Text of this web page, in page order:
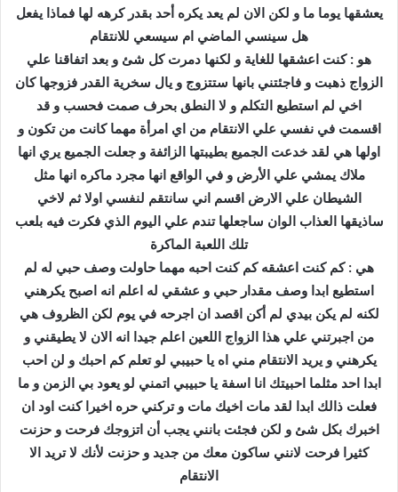
يعشقها يوما ما و لكن الان لم يعد يكره أحد بقدر كرهه لها فماذا يفعل
هل سينسي الماضي ام سيسعي للانتقام
هو : كنت اعشقها للغاية و لكنها دمرت كل شئ و بعد اتفاقنا علي
الزواج ذهبت و فاجئتني بانها ستتزوج و يال سخرية القدر فزوجها كان
اخي لم استطيع التكلم و لا النطق بحرف صمت فحسب و قد
اقسمت في نفسي علي الانتقام من اي امرأة مهما كانت من تكون و
اولها هي لقد خدعت الجميع بطيبتها الزائفة و جعلت الجميع يري انها
ملاك يمشي علي الأرض و في الواقع انها مجرد ماكره انها مثل
الشيطان علي الارض اقسم اني سانتقم لنفسي اولا ثم لاخي
ساذيقها العذاب الوان ساجعلها تندم علي اليوم الذي فكرت فيه بلعب
تلك اللعبة الماكرة
هي : كم كنت اعشقه كم كنت احبه مهما حاولت وصف حبي له لم
استطيع ابدا وصف مقدار حبي و عشقي له اعلم انه اصبح يكرهني
لكنه لم يكن بيدي لم أكن اقصد ان اجرحه في يوم لكن الظروف هي
من اجبرتني علي هذا الزواج اللعين اعلم جيدا انه الان لا يطيقني و
يكرهني و يريد الانتقام مني اه يا حبيبي لو تعلم كم احبك و لن احب
ابدا احد مثلما احبيتك انا اسفة يا حبيبي اتمني لو يعود بي الزمن و ما
فعلت ذالك ابدا لقد مات اخيك مات و تركني حره اخيرا كنت اود ان
اخبرك بكل شئ و لكن فجئت بانني يجب أن اتزوجك فرحت و حزنت
كثيرا فرحت لانني ساكون معك من جديد و حزنت لأنك لا تريد الا
الانتقام